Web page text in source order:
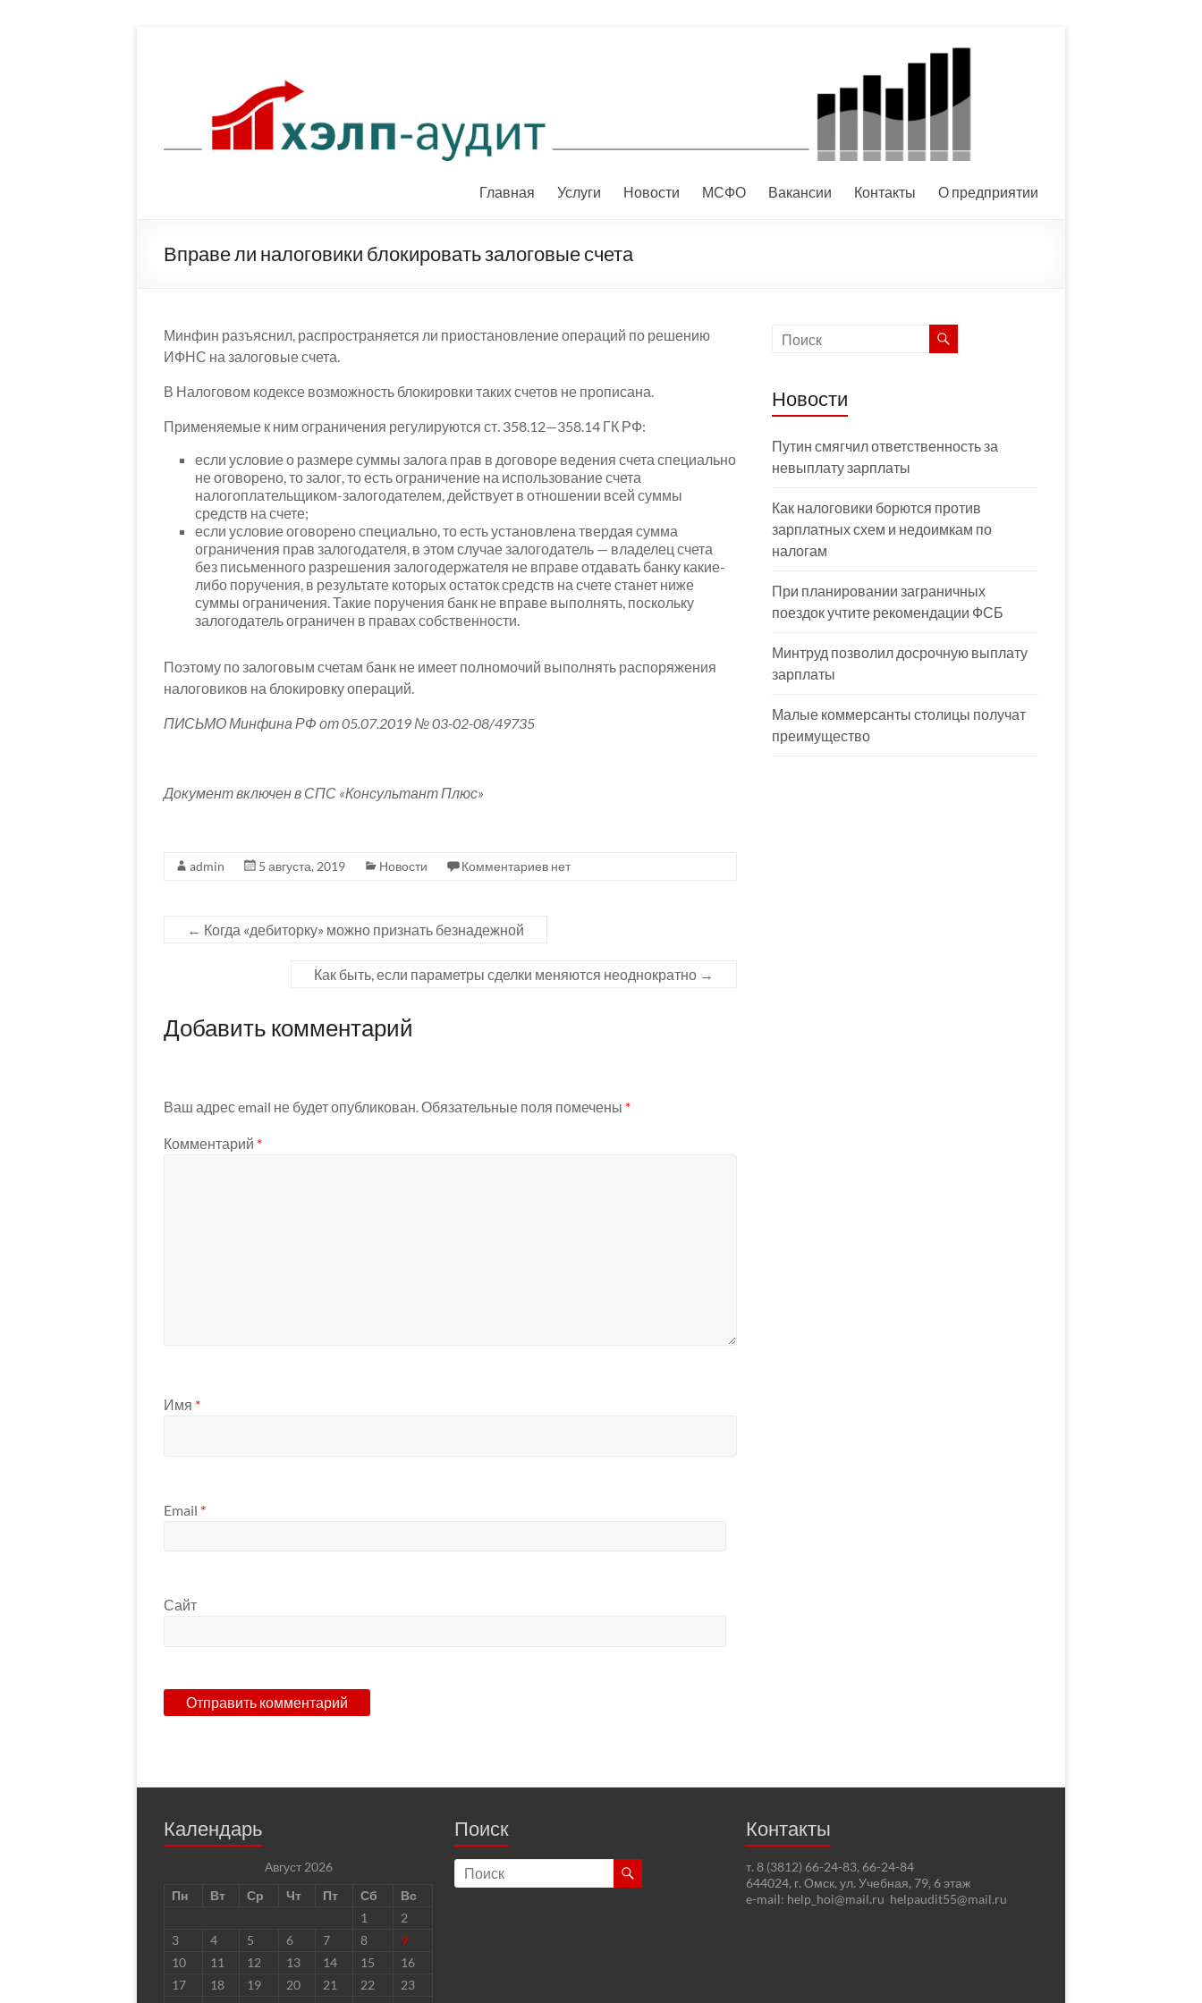
Главная Услуги Новости МСФО Вакансии Контакты О предприятии
Вправе ли налоговики блокировать залоговые счета
Минфин разъяснил, распространяется ли приостановление операций по решению
ИФНС на залоговые счета.
В Налоговом кодексе возможность блокировки таких счетов не прописана.
Применяемые к ним ограничения регулируются ст. 358.12—358.14 ГК РФ:
если условие о размере суммы залога прав в договоре ведения счета специально
не оговорено, то залог, то есть ограничение на использование счета
налогоплательщиком-залогодателем, действует в отношении всей суммы
средств на счете;
если условие оговорено специально, то есть установлена твердая сумма
ограничения прав залогодателя, в этом случае залогодатель — владелец счета
без письменного разрешения залогодержателя не вправе отдавать банку какие-
либо поручения, в результате которых остаток средств на счете станет ниже
суммы ограничения. Такие поручения банк не вправе выполнять, поскольку
залогодатель ограничен в правах собственности.
Поэтому по залоговым счетам банк не имеет полномочий выполнять распоряжения
налоговиков на блокировку операций.
ПИСЬМО Минфина РФ от 05.07.2019 № 03-02-08/49735
Документ включен в СПС «Консультант Плюс»
admin 5 августа, 2019 Новости Комментариев нет
← Когда «дебиторку» можно признать безнадежной
Как быть, если параметры сделки меняются неоднократно →
Добавить комментарий
Ваш адрес email не будет опубликован. Обязательные поля помечены *
Комментарий *
Имя *
Email *
Сайт
Новости
Путин смягчил ответственность за
невыплату зарплаты
Как налоговики борются против
зарплатных схем и недоимкам по
налогам
При планировании заграничных
поездок учтите рекомендации ФСБ
Минтруд позволил досрочную выплату
зарплаты
Малые коммерсанты столицы получат
преимущество
Календарь
Август 2026
Пн
Вт Ср Чт Пт Сб
Вс
1
2
3
4 5 6 7 8
9
10
11 12 13 14 15
16
17
18 19 20 21 22
23
Поиск Контакты
т. 8 (3812) 66-24-83, 66-24-84
644024, г. Омск, ул. Учебная, 79, 6 этаж
e-mail: help_hoi@mail.ru helpaudit55@mail.ru